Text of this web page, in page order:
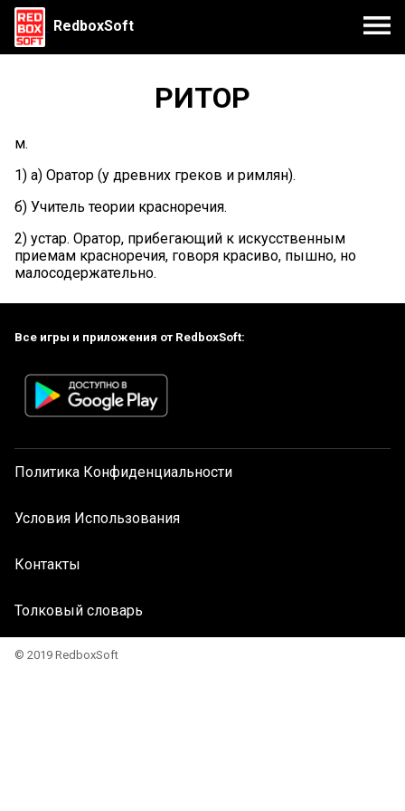
RedboxSoft
РИТОР
м.
1) а) Оратор (у древних греков и римлян).
б) Учитель теории красноречия.
2) устар. Оратор, прибегающий к искусственным
приемам красноречия, говоря красиво, пышно, но
малосодержательно.
Все игры и приложения от RedboxSoft:
Политика Конфиденциальности
Условия Использования
Контакты
Толковый словарь
© 2019 RedboxSoft